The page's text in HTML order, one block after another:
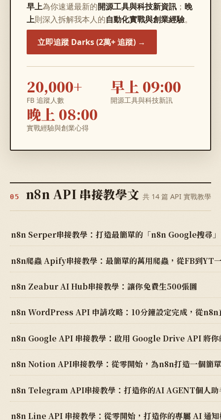
早上為你速遞最新的開源工具與科技新資訊 ； 晚
上則深入拆解我本人的自動化實戰與創業經驗。
立即追蹤 Darks (2萬+ 追蹤) →
20,000+
FB 追蹤人數
早上 09:00
開源工具與科技新訊
晚上 08:00
實戰經驗與創業心得
05 n8n API 串接教學文 共 14 篇 API 實戰教學
n8n Serper串接教學：打造最簡單的「n8n Google搜尋
n8n爬蟲 Apify串接教學：最簡單的萬用爬蟲，從FB到YT
n8n Zeabur AI Hub串接教學：讓你免費生500張圖
n8n Notion API串接教學：從零開始，為n8n打造一個簡
n8n Telegram API串接教學：打造你的AI AGENT個人助